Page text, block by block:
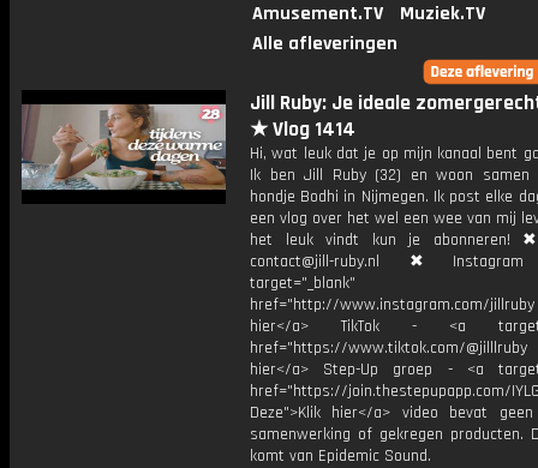
Amusement.TV
Muziek.TV
Alle afleveringen
Jill Ruby: Je ideale
★ Vlog 1414
Hi, wat leuk dat je op mijn kanaal bent
Ik ben Jill Ruby (32) en woon
hondje Bodhi in Nijmegen. Ik post elke
een vlog over het wel een wee van mij
het leuk vindt kun je abonneren!
contact@jill-ruby.nl ✖
target="_blank"
href="http://www.instagram.com/
hier</a> TikTok - <a
href="https://www.tiktok.com/
hier</a> Step-Up groep - <a
href="https://join.thestepupapp.com/
Deze">Klik hier</a> video bevat
samenwerking of gekregen producten.
komt van Epidemic Sound.